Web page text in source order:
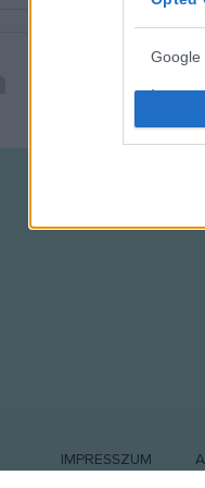
Google
I want
web
I want
I want
I want
IMPRESSZUM